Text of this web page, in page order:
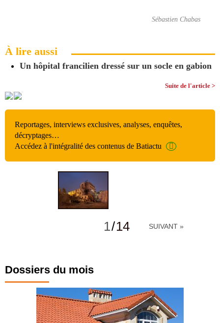
Sébastien Chabas
À lire aussi
Un hôpital francilien dressé sur un socle en gabion
Suite de l'article >
Reportages, interviews exclusives, analyses, enquêtes,
décryptages…
Accédez à l'intégralité des contenus de Batiactu
1/14 SUIVANT »
Dossiers du mois